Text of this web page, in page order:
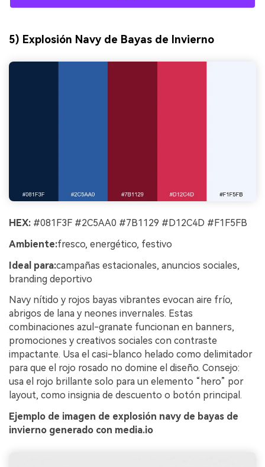
5) Explosión Navy de Bayas de Invierno
HEX: #081F3F #2C5AA0 #7B1129 #D12C4D #F1F5FB
Ambiente:fresco, energético, festivo
Ideal para:campañas estacionales, anuncios sociales,
branding deportivo
Navy nítido y rojos bayas vibrantes evocan aire frío,
abrigos de lana y neones invernales. Estas
combinaciones azul-granate funcionan en banners,
promociones y creativos sociales con contraste
impactante. Usa el casi-blanco helado como delimitador
para que el rojo rosado no domine el diseño. Consejo:
usa el rojo brillante solo para un elemento “hero” por
layout, como insignia de descuento o botón principal.
Ejemplo de imagen de explosión navy de bayas de
invierno generado con media.io